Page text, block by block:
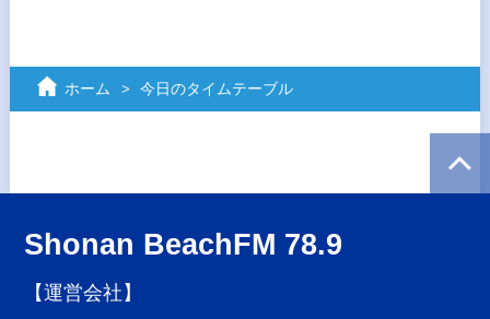
ホーム 今日のタイムテーブル
Shonan BeachFM 78.9
【運営会社】